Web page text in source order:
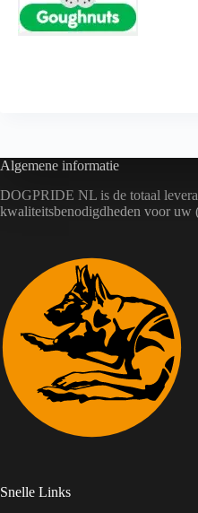
Algemene informatie
DOGPRIDE NL is de totaal
kwaliteitsbenodigdheden voor uw
Snelle Links